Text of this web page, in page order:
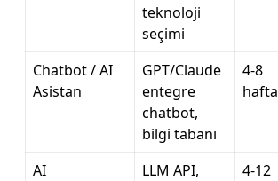
teknoloji
seçimi
Chatbot / AI
Asistan
GPT/Claude
entegre
chatbot,
bilgi tabanı
4-8
hafta
AI
LLM API,
4-12